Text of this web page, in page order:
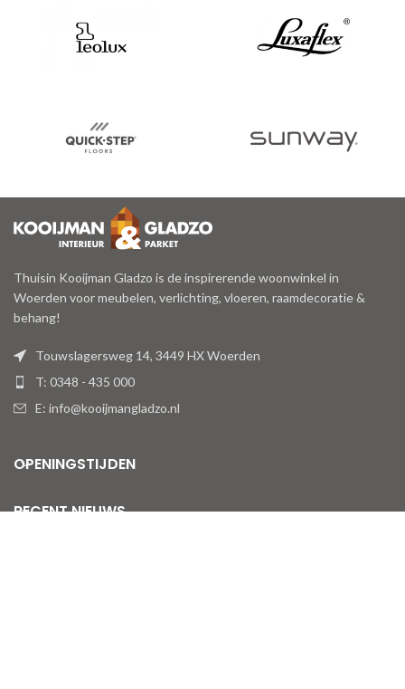
Thuisin Kooijman Gladzo is de inspirerende woonwinkel in
Woerden voor meubelen, verlichting, vloeren, raamdecoratie &
behang!
Touwslagersweg 14, 3449 HX Woerden
T: 0348 - 435 000
E: info@kooijmangladzo.nl
OPENINGSTIJDEN
RECENT NIEUWS